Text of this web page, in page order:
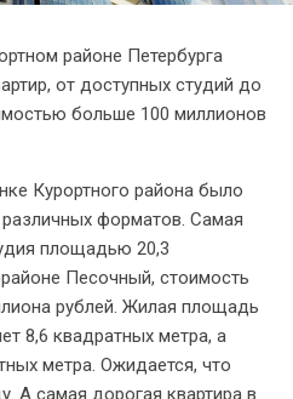
районе Петербурга
от доступных студий до
больше 100 миллионов
Курортного района было
форматов. Самая
площадью 20,3
Песочный, стоимость
рублей. Жилая площадь
8,6 квадратных метра, а
метра. Ожидается, что